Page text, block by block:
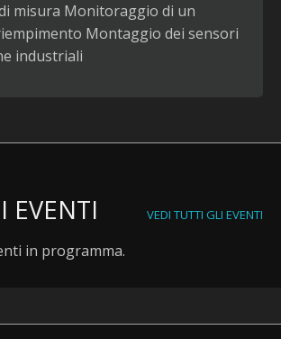
EVENTI VEDI TUTTI GLI EVENTI
in programma.
misura Monitoraggio di un
Montaggio dei sensori
industriali